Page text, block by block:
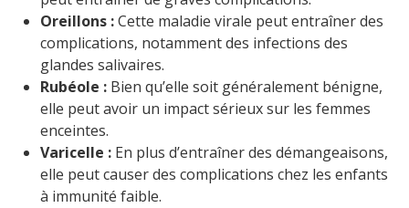
Oreillons :Cette maladie virale peut entraîner des
complications, notamment des infections des
glandes salivaires.
Rubéole : Bien qu’elle soit généralement bénigne,
elle peut avoir un impact sérieux sur les femmes
enceintes.
Varicelle : En plus d’entraîner des démangeaisons,
elle peut causer des complications chez les enfants
à immunité faible.